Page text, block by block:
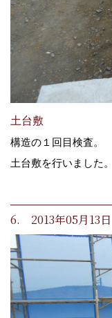
土台敷
構造の１回目検査。
土台敷を行いました。
6. 2013年05月13日